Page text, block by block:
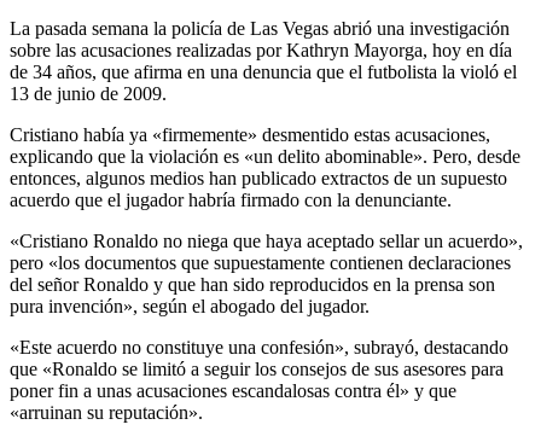
La pasada semana la policía de Las Vegas abrió una investigación
sobre las acusaciones realizadas por Kathryn Mayorga, hoy en día
de 34 años, que afirma en una denuncia que el futbolista la violó el
13 de junio de 2009.
Cristiano había ya «firmemente» desmentido estas acusaciones,
explicando que la violación es «un delito abominable». Pero, desde
entonces, algunos medios han publicado extractos de un supuesto
acuerdo que el jugador habría firmado con la denunciante.
«Cristiano Ronaldo no niega que haya aceptado sellar un acuerdo»,
pero «los documentos que supuestamente contienen declaraciones
del señor Ronaldo y que han sido reproducidos en la prensa son
pura invención», según el abogado del jugador.
«Este acuerdo no constituye una confesión», subrayó, destacando
que «Ronaldo se limitó a seguir los consejos de sus asesores para
poner fin a unas acusaciones escandalosas contra él» y que
«arruinan su reputación».